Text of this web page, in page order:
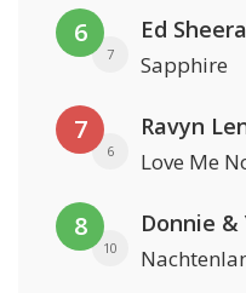
6
7
Ed
Sapphire
7
6
Ravyn
Love Me
8
10
Donnie &